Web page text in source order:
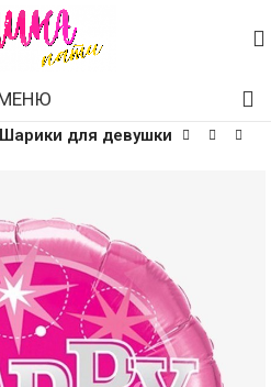
Шарики для девушки